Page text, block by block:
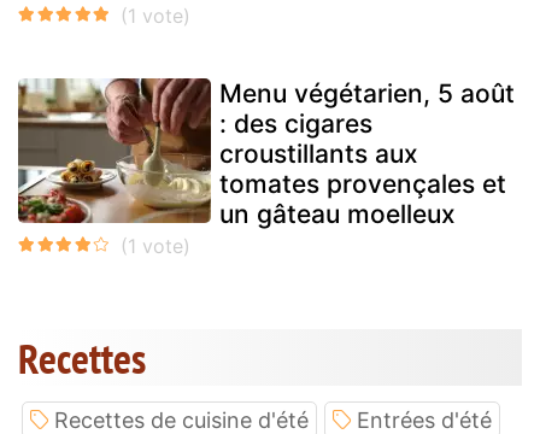
Menu végétarien, 5 août
: des cigares
croustillants aux
tomates provençales et
un gâteau moelleux
Recettes
Recettes de cuisine d'été
Entrées d'été